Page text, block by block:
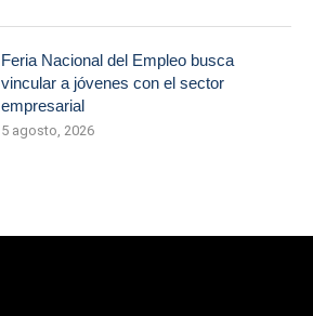
Feria Nacional del Empleo busca
vincular a jóvenes con el sector
empresarial
5 agosto, 2026